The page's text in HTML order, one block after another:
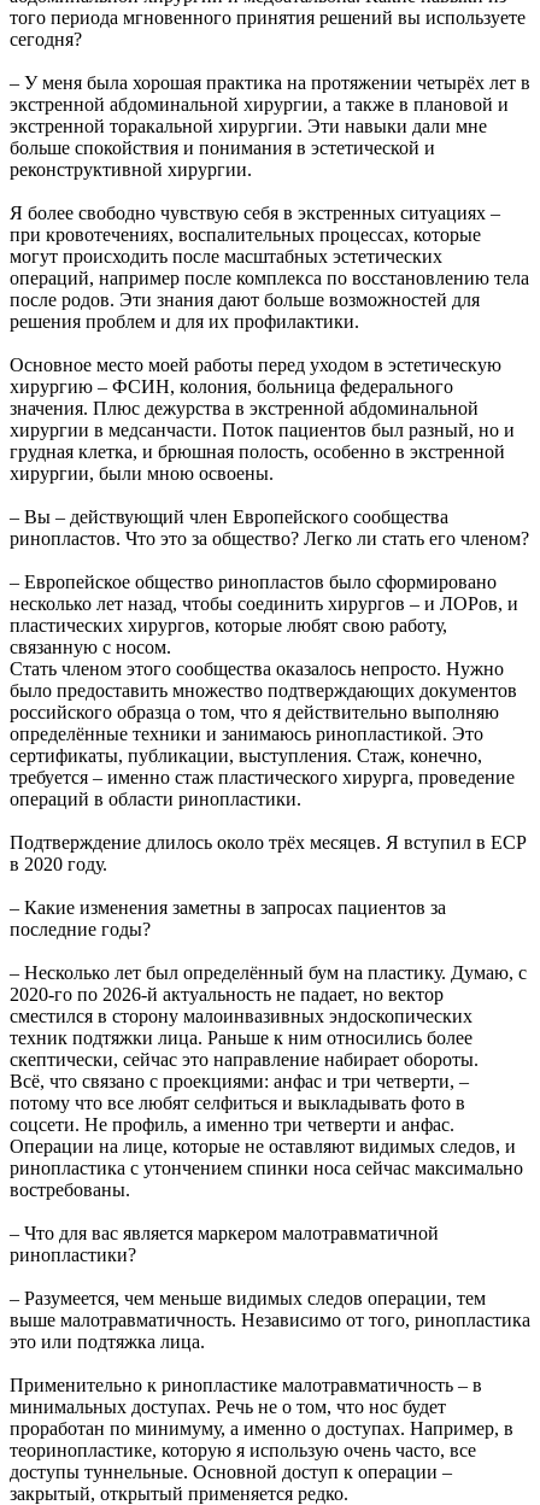
того периода мгновенного принятия решений вы используете
сегодня?
– У меня была хорошая практика на протяжении четырёх лет в
экстренной абдоминальной хирургии, а также в плановой и
экстренной торакальной хирургии. Эти навыки дали мне
больше спокойствия и понимания в эстетической и
реконструктивной хирургии.
Я более свободно чувствую себя в экстренных ситуациях –
при кровотечениях, воспалительных процессах, которые
могут происходить после масштабных эстетических
операций, например после комплекса по восстановлению тела
после родов. Эти знания дают больше возможностей для
решения проблем и для их профилактики.
Основное место моей работы перед уходом в эстетическую
хирургию – ФСИН, колония, больница федерального
значения. Плюс дежурства в экстренной абдоминальной
хирургии в медсанчасти. Поток пациентов был разный, но и
грудная клетка, и брюшная полость, особенно в экстренной
хирургии, были мною освоены.
– Вы – действующий член Европейского сообщества
ринопластов. Что это за общество? Легко ли стать его членом?
– Европейское общество ринопластов было сформировано
несколько лет назад, чтобы соединить хирургов – и ЛОРов, и
пластических хирургов, которые любят свою работу,
связанную с носом.
Стать членом этого сообщества оказалось непросто. Нужно
было предоставить множество подтверждающих документов
российского образца о том, что я действительно выполняю
определённые техники и занимаюсь ринопластикой. Это
сертификаты, публикации, выступления. Стаж, конечно,
требуется – именно стаж пластического хирурга, проведение
операций в области ринопластики.
Подтверждение длилось около трёх месяцев. Я вступил в ЕСР
в 2020 году.
– Какие изменения заметны в запросах пациентов за
последние годы?
– Несколько лет был определённый бум на пластику. Думаю, с
2020-го по 2026-й актуальность не падает, но вектор
сместился в сторону малоинвазивных эндоскопических
техник подтяжки лица. Раньше к ним относились более
скептически, сейчас это направление набирает обороты.
Всё, что связано с проекциями: анфас и три четверти, –
потому что все любят селфиться и выкладывать фото в
соцсети. Не профиль, а именно три четверти и анфас.
Операции на лице, которые не оставляют видимых следов, и
ринопластика с утончением спинки носа сейчас максимально
востребованы.
– Что для вас является маркером малотравматичной
ринопластики?
– Разумеется, чем меньше видимых следов операции, тем
выше малотравматичность. Независимо от того, ринопластика
это или подтяжка лица.
Применительно к ринопластике малотравматичность – в
минимальных доступах. Речь не о том, что нос будет
проработан по минимуму, а именно о доступах. Например, в
теоринопластике, которую я использую очень часто, все
доступы туннельные. Основной доступ к операции –
закрытый, открытый применяется редко.